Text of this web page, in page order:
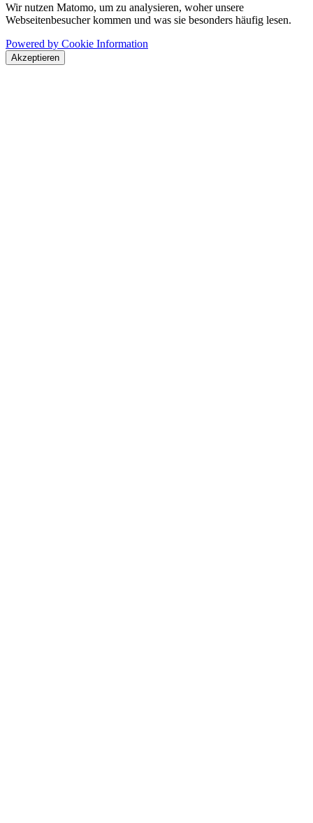
Wir nutzen Matomo, um zu analysieren, woher unsere
Webseitenbesucher kommen und was sie besonders häufig lesen.
Powered by Cookie Information
Akzeptieren